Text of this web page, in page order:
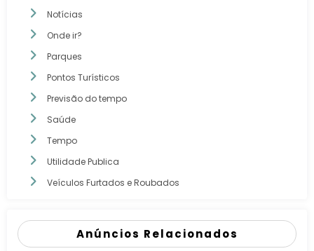
Notícias
Onde ir?
Parques
Pontos Turísticos
Previsão do tempo
Saúde
Tempo
Utilidade Publica
Veículos Furtados e Roubados
Anúncios Relacionados